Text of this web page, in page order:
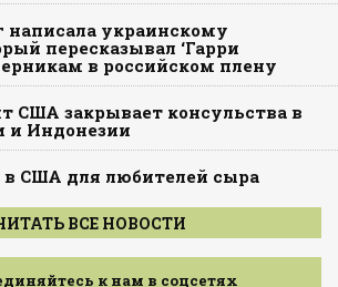
украинскому
пересказывал ‘Гарри
в российском плену
США закрывает консульства в
и Индонезии
США для любителей сыра
ВСЕ НОВОСТИ
к нам в соцсетях